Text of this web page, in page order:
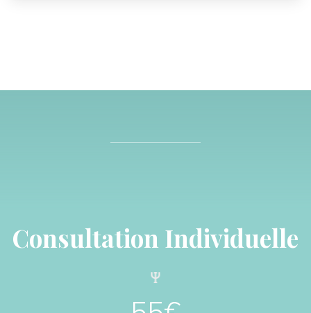
Consultation Individuelle